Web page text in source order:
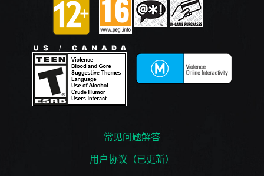
常见问题解答
用户协议（已更新）